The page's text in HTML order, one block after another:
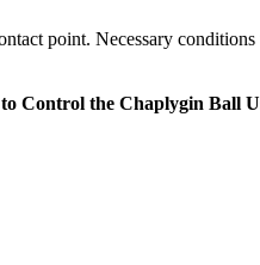
point. Necessary
Control the Chaplygin Ball